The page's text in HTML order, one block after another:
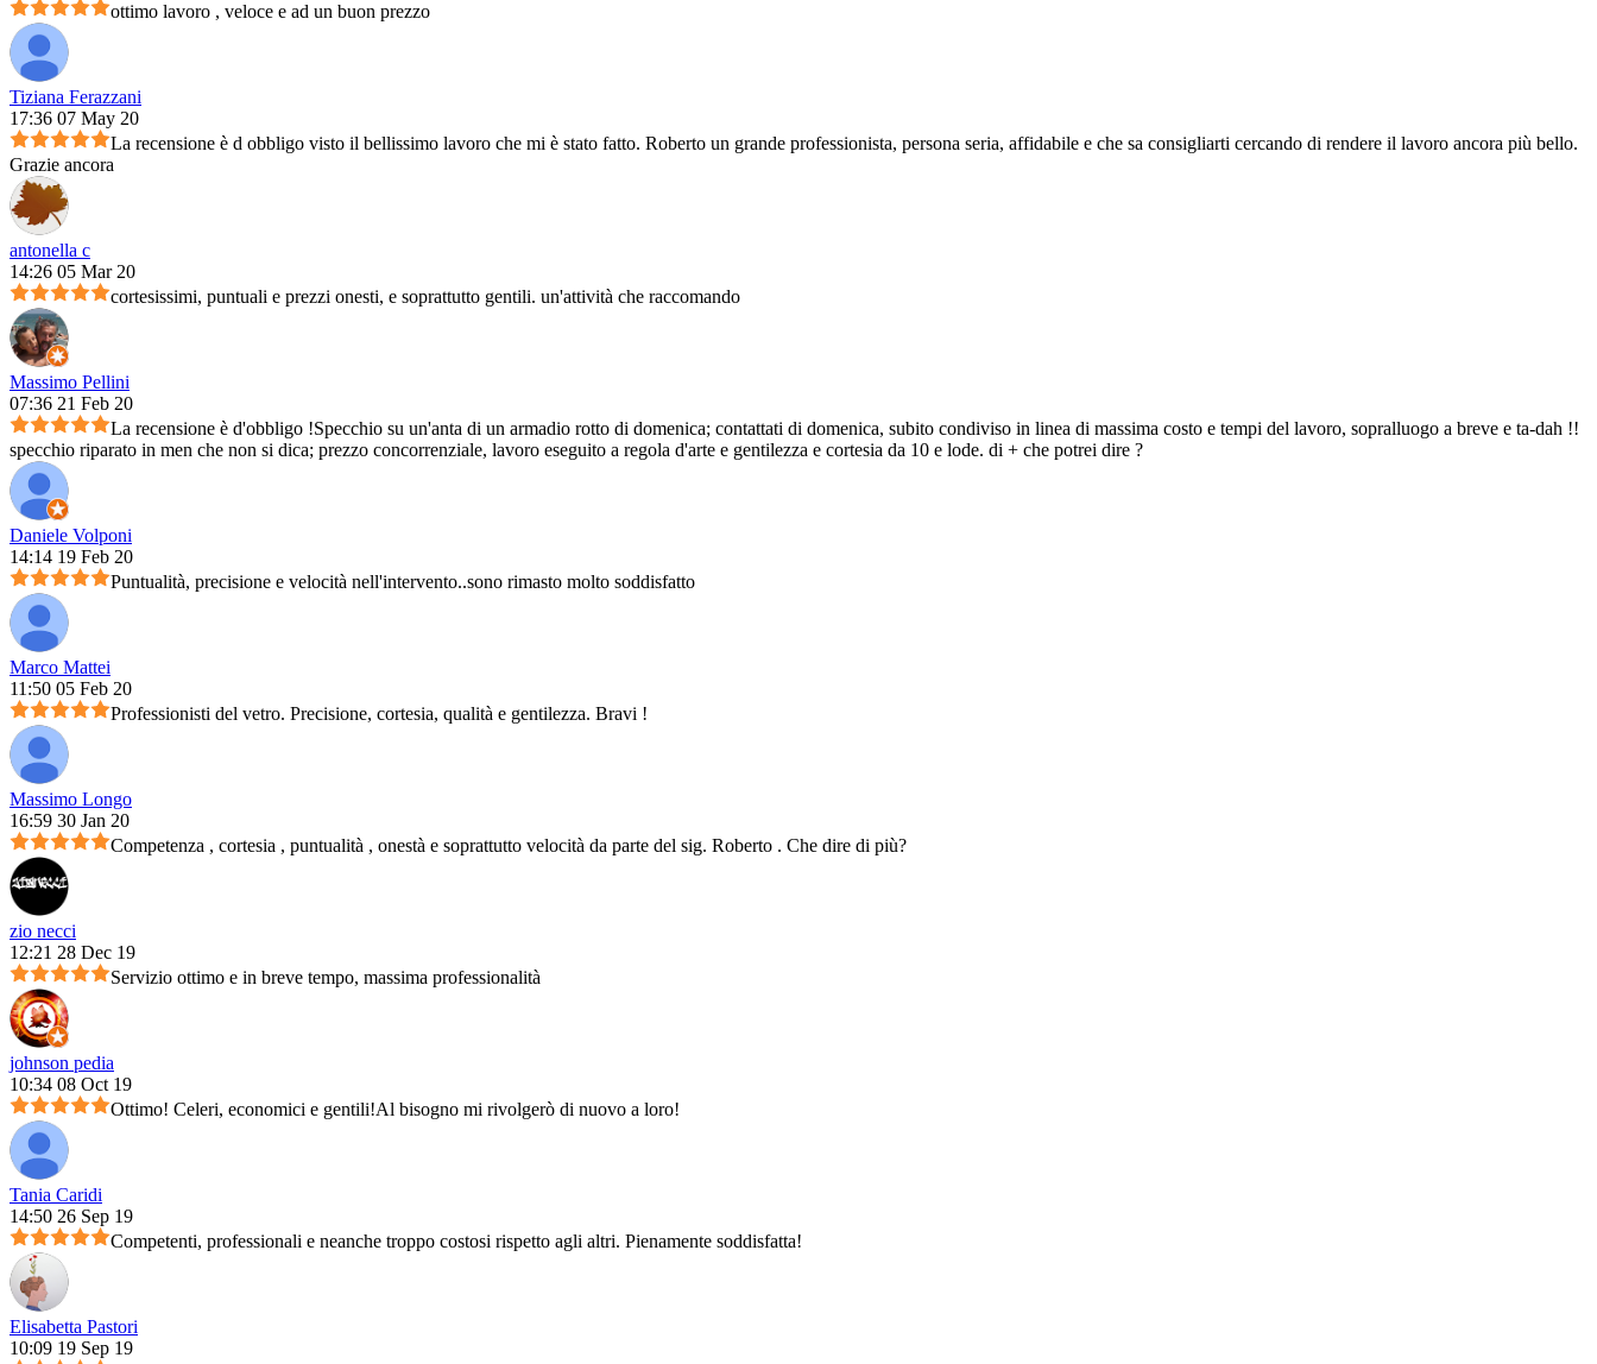
ottimo lavoro , veloce e ad un buon prezzo
Tiziana Ferazzani
17:36 07 May 20
La recensione è d obbligo visto il bellissimo lavoro che mi è stato fatto. Roberto un grande professionista, persona seria, affidabile e che sa consigliarti cercando di rendere il lavoro ancora più bello.
Grazie ancora
antonella c
14:26 05 Mar 20
cortesissimi, puntuali e prezzi onesti, e soprattutto gentili. un'attività che raccomando
Massimo Pellini
07:36 21 Feb 20
La recensione è d'obbligo !Specchio su un'anta di un armadio rotto di domenica; contattati di domenica, subito condiviso in linea di massima costo e tempi del lavoro, sopralluogo a breve e ta-dah !!
specchio riparato in men che non si dica; prezzo concorrenziale, lavoro eseguito a regola d'arte e gentilezza e cortesia da 10 e lode. di + che potrei dire ?
Daniele Volponi
14:14 19 Feb 20
Puntualità, precisione e velocità nell'intervento..sono rimasto molto soddisfatto
Marco Mattei
11:50 05 Feb 20
Professionisti del vetro. Precisione, cortesia, qualità e gentilezza. Bravi !
Massimo Longo
16:59 30 Jan 20
Competenza , cortesia , puntualità , onestà e soprattutto velocità da parte del sig. Roberto . Che dire di più?
zio necci
12:21 28 Dec 19
Servizio ottimo e in breve tempo, massima professionalità
johnson pedia
10:34 08 Oct 19
Ottimo! Celeri, economici e gentili!Al bisogno mi rivolgerò di nuovo a loro!
Tania Caridi
14:50 26 Sep 19
Competenti, professionali e neanche troppo costosi rispetto agli altri. Pienamente soddisfatta!
Elisabetta Pastori
10:09 19 Sep 19